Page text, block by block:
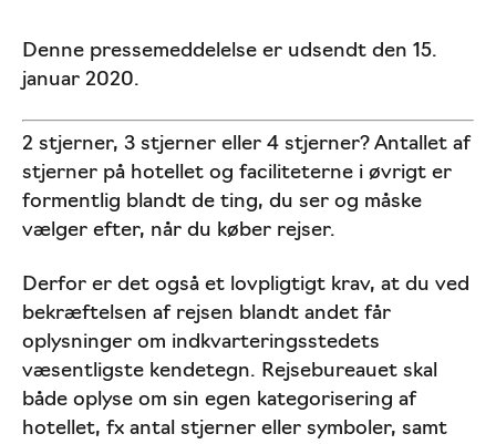
Denne pressemeddelelse er udsendt den 15.
januar 2020.
2 stjerner, 3 stjerner eller 4 stjerner? Antallet af
stjerner på hotellet og faciliteterne i øvrigt er
formentlig blandt de ting, du ser og måske
vælger efter, når du køber rejser.
Derfor er det også et lovpligtigt krav, at du ved
bekræftelsen af rejsen blandt andet får
oplysninger om indkvarteringsstedets
væsentligste kendetegn. Rejsebureauet skal
både oplyse om sin egen kategorisering af
hotellet, fx antal stjerner eller symboler, samt